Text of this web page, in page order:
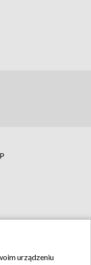
urządzeniu